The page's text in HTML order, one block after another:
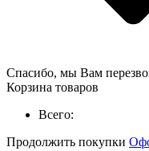
Спасибо, мы Вам
Корзина товаров
Всего:
Продолжить покупки